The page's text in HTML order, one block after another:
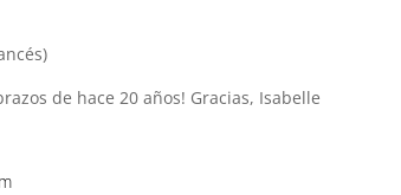
de hace 20 años! Gracias, Isabelle